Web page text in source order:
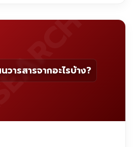
วารสารจากอะไรบ้าง?